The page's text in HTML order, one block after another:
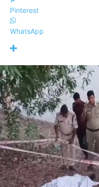
Pinterest
WhatsApp